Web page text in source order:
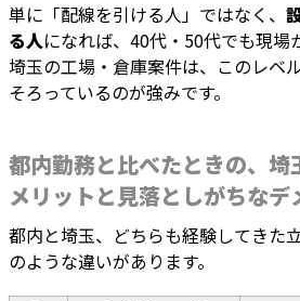
単に「配線を引ける人」ではなく、
る人になれば、40代・50代でも現場
埼玉の工場・倉庫案件は、このレベ
そろっているのが強みです。
都内勤務と比べたときの、埼
メリットと見落としがちなデ
都内と埼玉、どちらも経験してきた
のような違いがあります。